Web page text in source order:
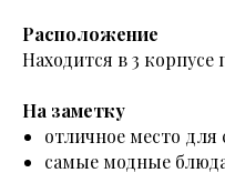
Расположение
Находится в 3
На заметку
отличное место для
самые модные